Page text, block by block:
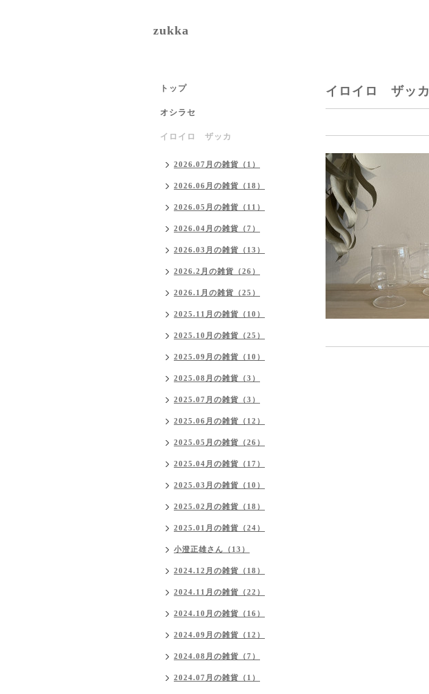
zukka
イロイロ ザッカ
トップ
オシラセ
イロイロ ザッカ
2026.07月の雑貨（1）
2026.06月の雑貨（18）
2026.05月の雑貨（11）
2026.04月の雑貨（7）
2026.03月の雑貨（13）
2026.2月の雑貨（26）
2026.1月の雑貨（25）
2025.11月の雑貨（10）
2025.10月の雑貨（25）
2025.09月の雑貨（10）
2025.08月の雑貨（3）
2025.07月の雑貨（3）
2025.06月の雑貨（12）
2025.05月の雑貨（26）
2025.04月の雑貨（17）
2025.03月の雑貨（10）
2025.02月の雑貨（18）
2025.01月の雑貨（24）
小澄正雄さん（13）
2024.12月の雑貨（18）
2024.11月の雑貨（22）
2024.10月の雑貨（16）
2024.09月の雑貨（12）
2024.08月の雑貨（7）
2024.07月の雑貨（1）